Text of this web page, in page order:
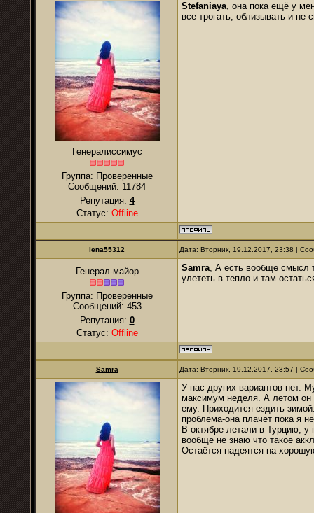
Генералиссимус
Группа: Проверенные
Сообщений: 11784
Репутация: 4
Статус: Offline
Stefaniaya, она пока ещё у
все трогать, облизывать и не
lena55312 Дата: Вторник, 19.12.2017, 23:38 |
Генерал-майор
Группа: Проверенные
Сообщений: 453
Репутация: 0
Статус: Offline
Samra, А есть вообще смысл
улететь в тепло и там
Samra Дата: Вторник, 19.12.2017, 23:57 |
У нас других вариантов нет.
максимум неделя. А летом он
ему. Приходится ездить
проблема-она плачет пока я
В октябре летали в Турцию,
вообще не знаю что такое
Остаётся надеятся на